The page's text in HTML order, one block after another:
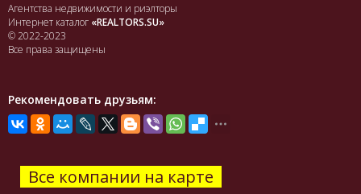
Агентства недвижимости и риэлторы
Интернет каталог «REALTORS.SU»
© 2022-2023
Все права защищены
Рекомендовать друзьям:
Все компании на карте